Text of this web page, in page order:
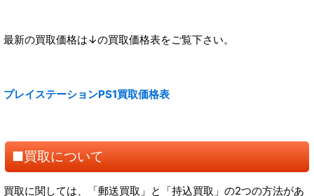
最新の買取価格は↓の買取価格表をご覧下さい。
プレイステーションPS1買取価格表
■買取について
買取に関しては、「郵送買取」と「持込買取」の2つの方法があ